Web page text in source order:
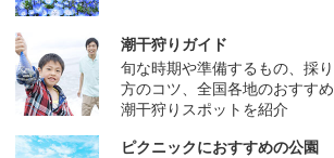
潮干狩りガイド
旬な時期や準備するもの、採り
方のコツ、全国各地のおすすめ
潮干狩りスポットを紹介
ピクニックにおすすめの公園